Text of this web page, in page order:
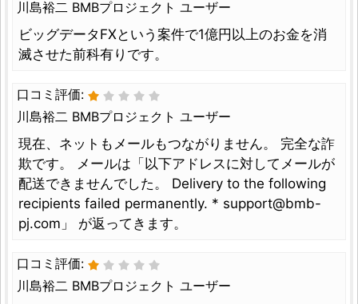
川島裕二 BMBプロジェクト ユーザー
ビッグデータFXという案件で1億円以上のお金を消
滅させた前科有りです。
口コミ評価:
川島裕二 BMBプロジェクト ユーザー
現在、ネットもメールもつながりません。 完全な詐
欺です。 メールは「以下アドレスに対してメールが
配送できませんでした。 Delivery to the following
recipients failed permanently. * support@bmb-
pj.com 」 が返ってきます。
口コミ評価:
川島裕二 BMBプロジェクト ユーザー